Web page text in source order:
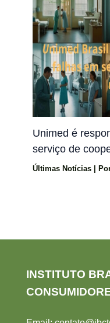
Unimed é
serviço de
Últimas Notícias |
INSTITUTO